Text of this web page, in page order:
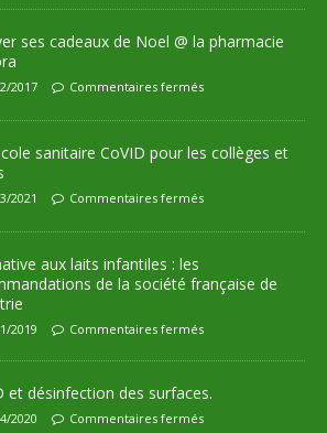
ses cadeaux de Noel @ la pharmacie
2017 Commentaires fermés
sanitaire CoVID pour les collèges et
2021 Commentaires fermés
aux laits infantiles : les
de la société française de
2019 Commentaires fermés
et désinfection des surfaces.
2020 Commentaires fermés